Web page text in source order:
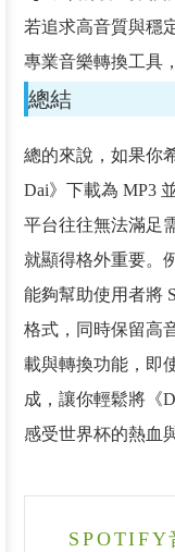
若追求高音質與穩
專業音樂轉換工具
總結
總的來說，如果你
Dai》下載為 MP3
平台往往無法滿足
就顯得格外重要。
能夠幫助使用者將
格式，同時保留高
載與轉換功能，即
成，讓你輕鬆將《
感受世界杯的熱血
SPOTIFY